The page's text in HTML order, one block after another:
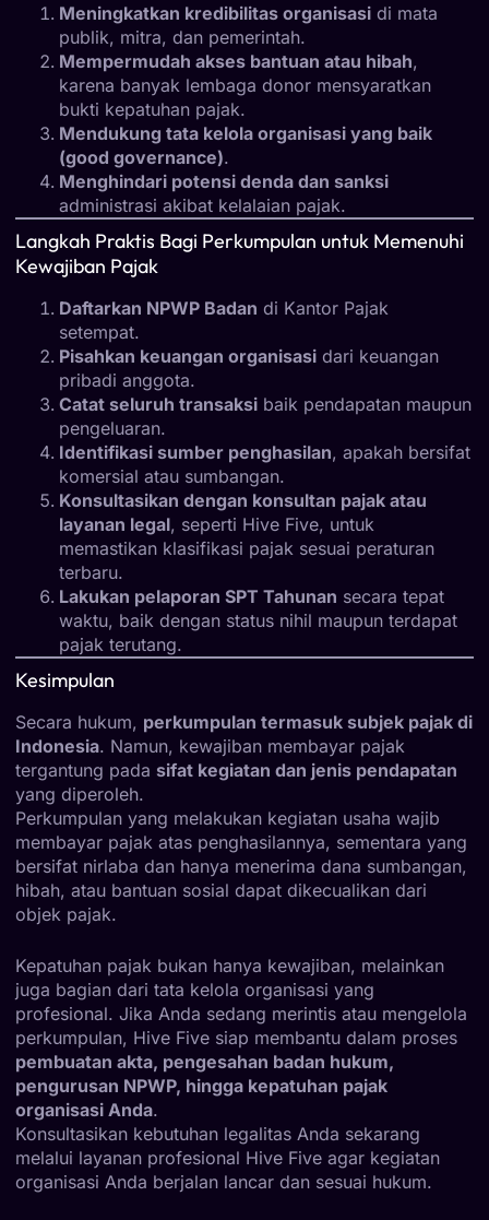
Meningkatkan kredibilitas organisasi di mata
publik, mitra, dan pemerintah.
Mempermudah akses bantuan atau hibah,
karena banyak lembaga donor mensyaratkan
bukti kepatuhan pajak.
Mendukung tata kelola organisasi yang baik
(good governance).
Menghindari potensi denda dan sanksi
administrasi akibat kelalaian pajak.
Langkah Praktis Bagi Perkumpulan untuk Memenuhi
Kewajiban Pajak
Daftarkan NPWP Badan di Kantor Pajak
setempat.
Pisahkan keuangan organisasi dari keuangan
pribadi anggota.
Catat seluruh transaksi baik pendapatan maupun
pengeluaran.
Identifikasi sumber penghasilan, apakah bersifat
komersial atau sumbangan.
Konsultasikan dengan konsultan pajak atau
layanan legal, seperti Hive Five, untuk
memastikan klasifikasi pajak sesuai peraturan
terbaru.
Lakukan pelaporan SPT Tahunan secara tepat
waktu, baik dengan status nihil maupun terdapat
pajak terutang.
Kesimpulan
Secara hukum, perkumpulan termasuk subjek pajak di
Indonesia. Namun, kewajiban membayar pajak
tergantung pada sifat kegiatan dan jenis pendapatan
yang diperoleh.
Perkumpulan yang melakukan kegiatan usaha wajib
membayar pajak atas penghasilannya, sementara yang
bersifat nirlaba dan hanya menerima dana sumbangan,
hibah, atau bantuan sosial dapat dikecualikan dari
objek pajak.
Kepatuhan pajak bukan hanya kewajiban, melainkan
juga bagian dari tata kelola organisasi yang
profesional. Jika Anda sedang merintis atau mengelola
perkumpulan, Hive Five siap membantu dalam proses
pembuatan akta, pengesahan badan hukum,
pengurusan NPWP, hingga kepatuhan pajak
organisasi Anda.
Konsultasikan kebutuhan legalitas Anda sekarang
melalui layanan profesional Hive Five agar kegiatan
organisasi Anda berjalan lancar dan sesuai hukum.